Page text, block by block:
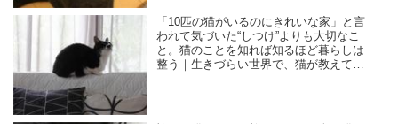
「10匹の猫がいるのにきれいな家」と言
われて気づいた“しつけ”よりも大切なこ
と。猫のことを知れば知るほど暮らしは
整う｜生きづらい世界で、猫が教えてく